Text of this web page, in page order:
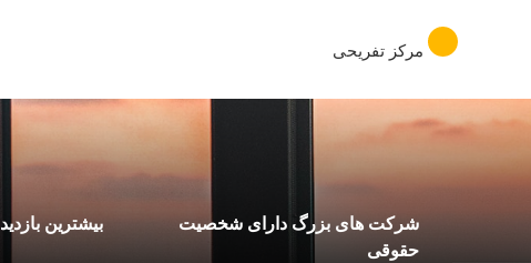
مرکز تفریحی
شرکت های بزرگ دارای شخصیت
حقوقی
بیشترین بازدید